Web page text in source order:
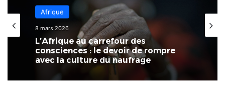
Afrique
8 mars 2026
Économie
3 mars 2026
Au Togo, il existe un écart
significatif entre les performances
économiques reconnues et la réalité
quotidienne des foyers